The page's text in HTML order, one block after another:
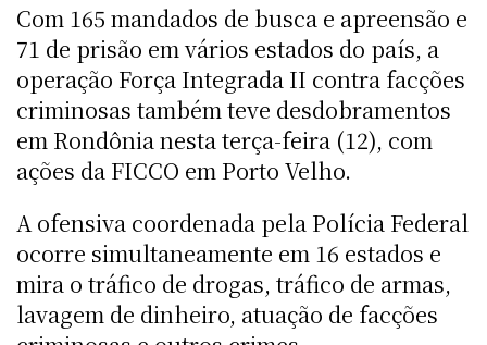
Com 165 mandados de busca e apreensão e
71 de prisão em vários estados do país, a
operação Força Integrada II contra facções
criminosas também teve desdobramentos
em Rondônia nesta terça-feira (12), com
ações da FICCO em Porto Velho.
A ofensiva coordenada pela Polícia Federal
ocorre simultaneamente em 16 estados e
mira o tráfico de drogas, tráfico de armas,
lavagem de dinheiro, atuação de facções